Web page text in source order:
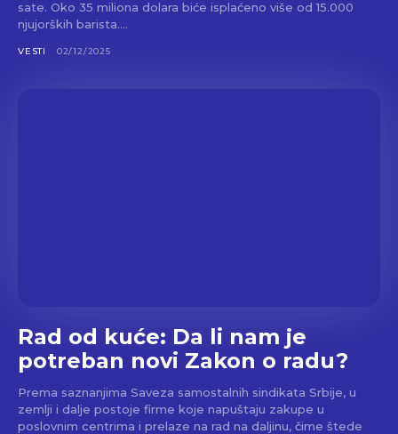
sate. Oko 35 miliona dolara biće isplaćeno više od 15.000
njujorških barista....
VESTI 02/12/2025
Rad od kuće: Da li nam je
potreban novi Zakon o radu?
Prema saznanjima Saveza samostalnih sindikata Srbije, u
zemlji i dalje postoje firme koje napuštaju zakupe u
poslovnim centrima i prelaze na rad na daljinu, čime štede